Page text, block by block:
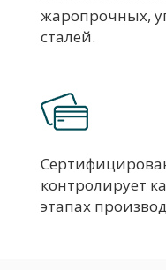
жаропрочных,
сталей.
контролирует
этапах